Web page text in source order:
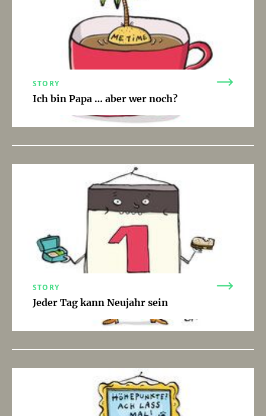
STORY
Ich bin Papa … aber wer noch?
STORY
Jeder Tag kann Neujahr sein